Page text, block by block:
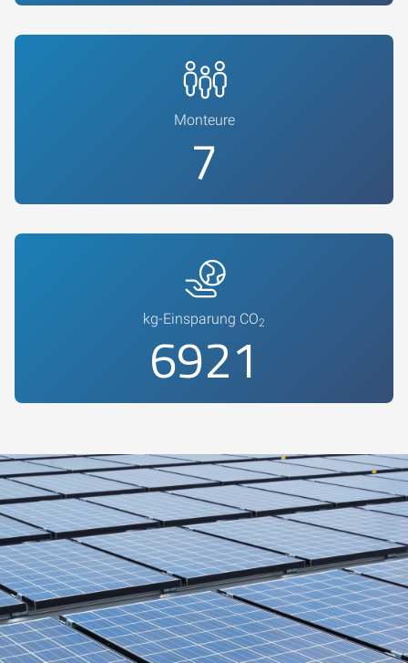
8
Monteure
7500
kg-Einsparung CO2